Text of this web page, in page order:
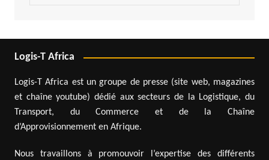
Logis-T Africa
Logis-T Africa est un groupe de presse (site web, magazines
et chaîne youtube) dédié aux secteurs de la Logistique, du
Transport, du Commerce et de la Chaîne
d’Approvisionnement en Afrique.
Nous travaillons à promouvoir l’expertise des différents